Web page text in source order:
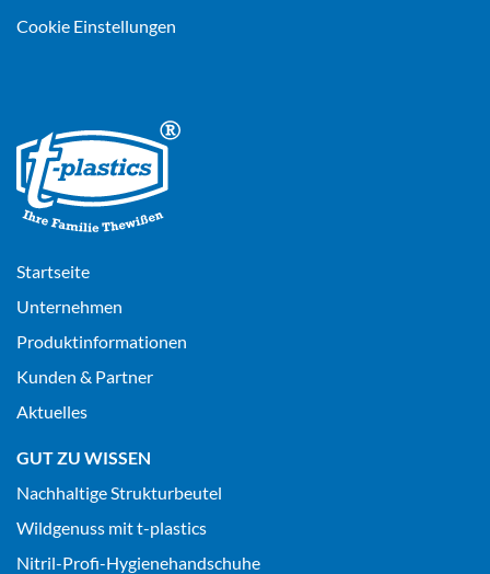
Cookie Einstellungen
Startseite
Unternehmen
Produktinformationen
Kunden & Partner
Aktuelles
GUT ZU WISSEN
Nachhaltige Strukturbeutel
Wildgenuss mit t-plastics
Nitril-Profi-Hygienehandschuhe